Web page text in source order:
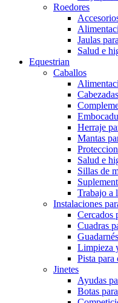
Roedores
Jaulas
Salud e
Equestrian
Caballos
Herraje
Mantas
Salud e
Sillas de
Trabajo a
Instalaciones
Cercados
Cuadras
Limpieza
Pista para
Jinetes
Ayudas
Botas